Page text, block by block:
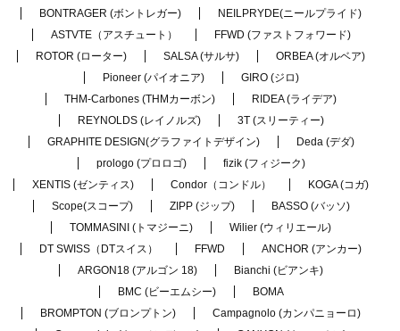
BONTRAGER (ボントレガー)
NEILPRYDE(ニールプライド)
ASTVTE（アスチュート）
FFWD (ファストフォワード)
ROTOR (ローター)
SALSA (サルサ)
ORBEA (オルベア)
Pioneer (パイオニア)
GIRO (ジロ)
THM-Carbones (THMカーボン)
RIDEA (ライデア)
REYNOLDS (レイノルズ)
3T (スリーティー)
GRAPHITE DESIGN(グラファイトデザイン)
Deda (デダ)
prologo (プロロゴ)
fizik (フィジーク)
XENTIS (ゼンティス)
Condor（コンドル）
KOGA (コガ)
Scope(スコープ)
ZIPP (ジップ)
BASSO (バッソ)
TOMMASINI (トマジーニ)
Wilier (ウィリエール)
DT SWISS（DTスイス）
FFWD
ANCHOR (アンカー)
ARGON18 (アルゴン 18)
Bianchi (ビアンキ)
BMC (ビーエムシー)
BOMA
BROMPTON (ブロンプトン)
Campagnolo (カンパニョーロ)